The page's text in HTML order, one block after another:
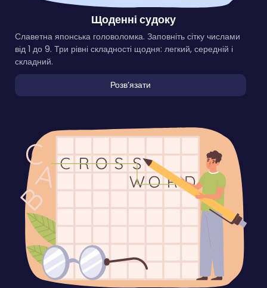
Щоденні судоку
Славетна японська головоломка. Заповніть сітку числами
від 1 до 9. Три рівні складності щодня: легкий, середній і
складний.
Розвʼязати